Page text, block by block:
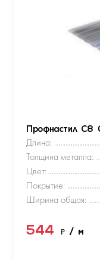
Профнастил С8
Длина:
Толщина металла:
Цвет:
Покрытие:
Ширина общая:
544 ₽ / м